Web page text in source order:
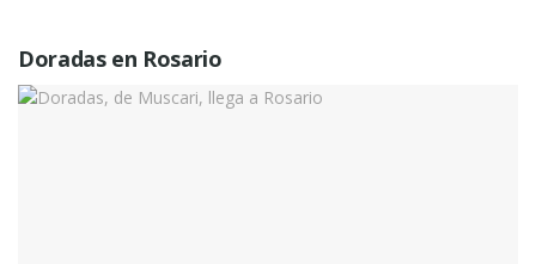
Doradas en Rosario